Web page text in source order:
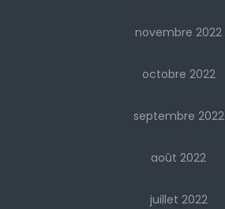
novembre 2022
octobre 2022
septembre 2022
août 2022
juillet 2022